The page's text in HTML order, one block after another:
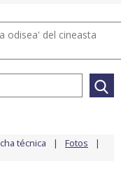
odisea' del cineasta
técnica Fotos